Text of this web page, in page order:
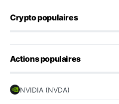
Crypto populaires
Actions populaires
NVIDIA (NVDA)